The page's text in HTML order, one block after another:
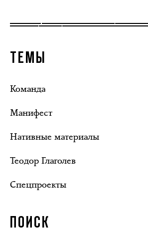
ТЕМЫ
Команда
Манифест
Нативные материалы
Теодор Глаголев
Спецпроекты
ПОИСК